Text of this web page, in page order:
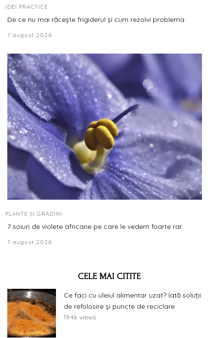
IDEI PRACTICE
De ce nu mai răcește frigiderul și cum rezolvi problema
7 august 2026
PLANTE ȘI GRĂDINI
7 soiuri de violete africane pe care le vedem foarte rar
7 august 2026
CELE MAI CITITE
Ce faci cu uleiul alimentar uzat? Iată soluții
de refolosire și puncte de reciclare
19.4k views